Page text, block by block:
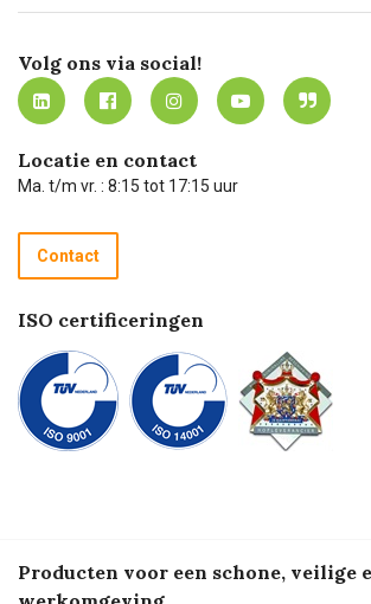
Werken bij Carel Lurvink
MVO
Mijn Carel Lurvink
Mijn Carel Lurvink instructievideo's
Carel Lurvink App
Hulp op afstand
Technische dienst
Recycle programma
Betalen
Innovation LAB
Tevreden klanten
Carel Lurvink Blog
Carel de podcast
Volg ons via social!
Locatie en contact
Ma. t/m vr. : 8:15 tot 17:15 uur
Contact
ISO certificeringen
Producten voor een schone, veilige